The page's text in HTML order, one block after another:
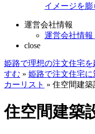
イメージを膨
運営会社情報
運営会社情報
close
姫路で理想の注文住宅
すむ » 姫路で注文住宅
カーリスト » 住空間建築
住空間建築